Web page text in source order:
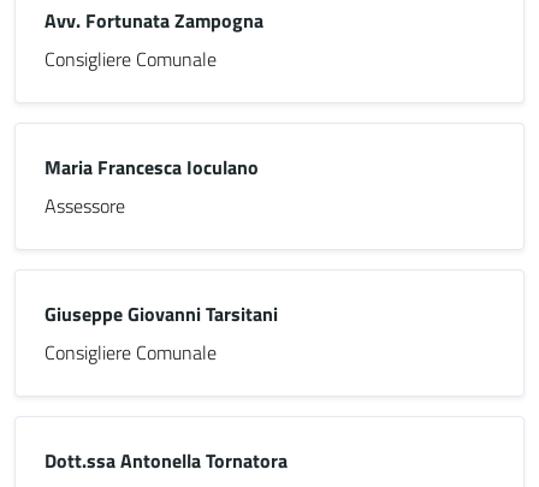
Avv. Fortunata Zampogna
Consigliere Comunale
Maria Francesca Ioculano
Assessore
Giuseppe Giovanni Tarsitani
Consigliere Comunale
Dott.ssa Antonella Tornatora